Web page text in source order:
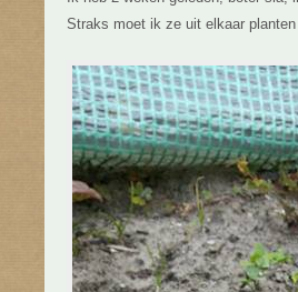
Straks moet ik ze uit elkaar